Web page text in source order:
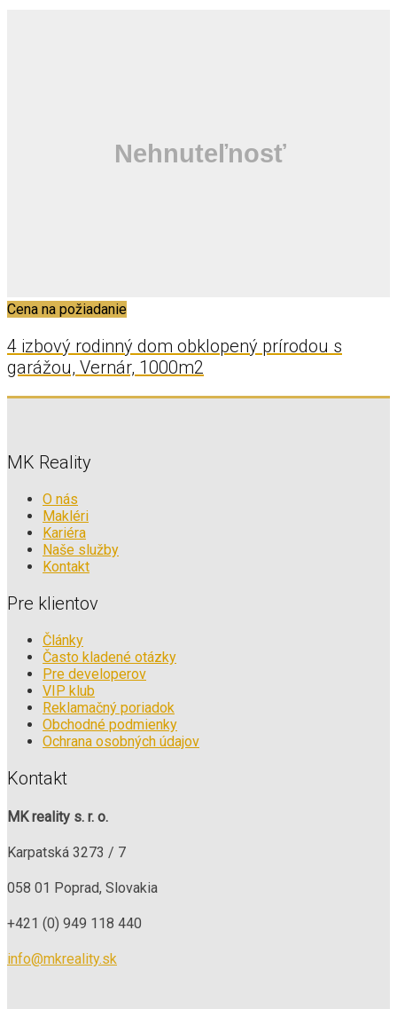
Cena na požiadanie
4 izbový rodinný dom obklopený prírodou s
garážou, Vernár, 1000m2
MK Reality
O nás
Makléri
Kariéra
Naše služby
Kontakt
Pre klientov
Články
Často kladené otázky
Pre developerov
VIP klub
Reklamačný poriadok
Obchodné podmienky
Ochrana osobných údajov
Kontakt
MK reality s. r. o.
Karpatská 3273 / 7
058 01 Poprad, Slovakia
+421 (0) 949 118 440
info@mkreality.sk